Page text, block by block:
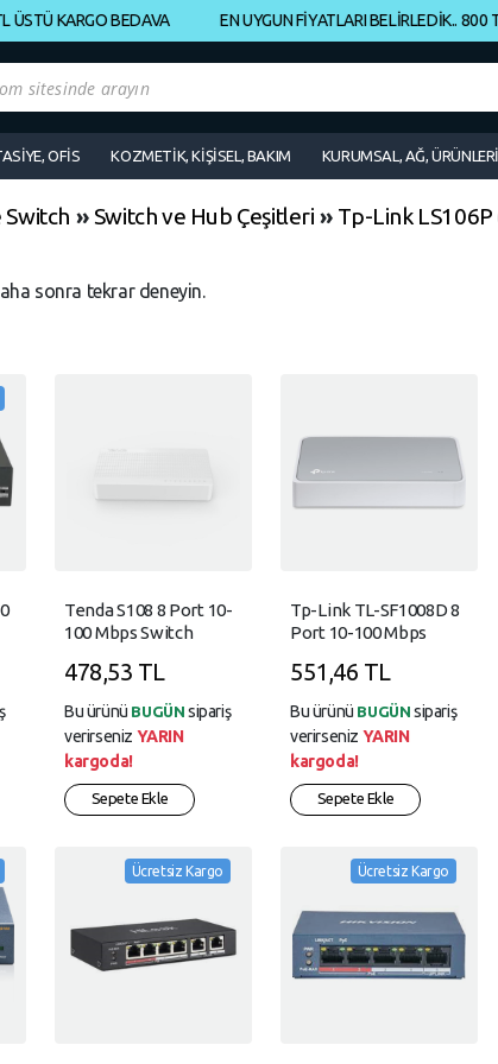
KARGO BEDAVA EN UYGUN FİYATLARI BELİRLEDİK.. 800 TL
OFİS KOZMETİK, KİŞİSEL, BAKIM KURUMSAL, AĞ, ÜRÜNLERİ
»Switch ve Hub Çeşitleri » Tp-Link
sonra tekrar deneyin.
Tenda S108 8 Port 10-
100 Mbps Switch
478,53 TL
Bu ürünü BUGÜN sipariş
verirseniz YARIN
kargoda!
Sepete Ekle
Tp-Link TL-SF1008D 8
Port 10-100 Mbps
551,46 TL
Bu ürünü BUGÜN sipariş
verirseniz YARIN
kargoda!
Sepete Ekle
Ücretsiz Kargo Ücretsiz Kargo